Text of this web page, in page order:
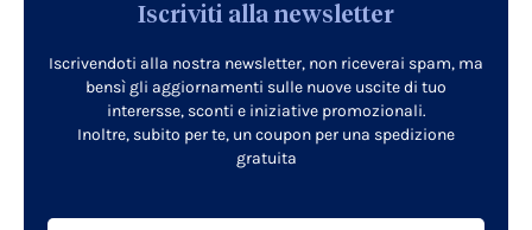
Iscriviti alla newsletter
Iscrivendoti alla nostra newsletter, non riceverai spam, ma
bensì gli aggiornamenti sulle nuove uscite di tuo
interersse, sconti e iniziative promozionali.
Inoltre, subito per te, un coupon per una spedizione
gratuita